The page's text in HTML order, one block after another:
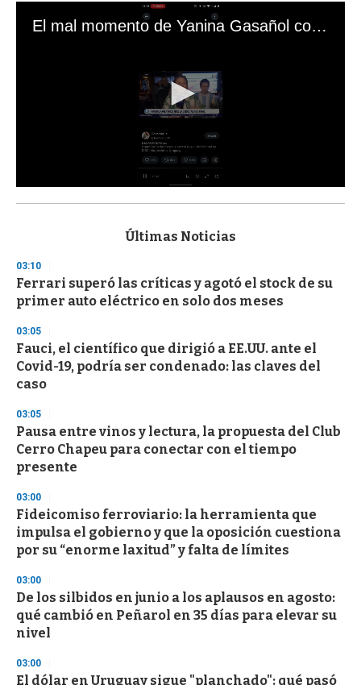
El mal momento de Yanina Gasañol con un hincha argentino en "Subrayado"
s
d
s
o
f
3
s
e
c
o
d
s
Últimas Noticias
03:10
Ferrari superó las críticas y agotó el stock de su
primer auto eléctrico en solo dos meses
03:05
Fauci, el científico que dirigió a EE.UU. ante el
Covid-19, podría ser condenado: las claves del
caso
03:05
Pausa entre vinos y lectura, la propuesta del Club
Cerro Chapeu para conectar con el tiempo
presente
03:00
Fideicomiso ferroviario: la herramienta que
impulsa el gobierno y que la oposición cuestiona
por su “enorme laxitud” y falta de límites
03:00
De los silbidos en junio a los aplausos en agosto:
qué cambió en Peñarol en 35 días para elevar su
nivel
03:00
El dólar en Uruguay sigue "planchado": qué pasó